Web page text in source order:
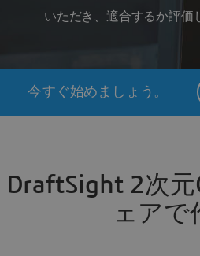
いただき、適合するか評価
今すぐ始めましょう。
DraftSight 2次元
ェアで